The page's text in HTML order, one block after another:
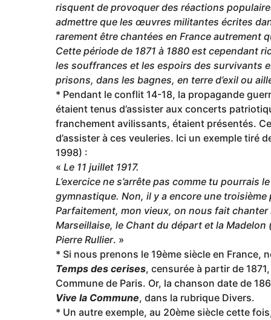
risquent de provoquer des réactions
admettre que les œuvres militantes écrites
rarement être chantées en France autrement
Cette période de 1871 à 1880 est cependant
les souffrances et les espoirs des survivants
prisons, dans les bagnes, en terre d’exil ou
* Pendant le conflit 14-18, la propagande
étaient tenus d’assister aux concerts
franchement avilissants, étaient présentés.
d’assister à ces veuleries. Ici un exemple tiré
1998) :
« Le 11 juillet 1917.
L’exercice ne s’arrête pas comme tu pourrais
gymnastique. Non, il y a encore une
Parfaitement, mon vieux, on nous fait chanter
Marseillaise, le Chant du départ et la
Pierre Rullier. »
* Si nous prenons le 19ème siècle en France,
Temps des cerises, censurée à partir de
Commune de Paris. Or, la chanson date de
Vive la Commune, dans la rubrique Divers.
* Un autre exemple, au 20ème siècle cette